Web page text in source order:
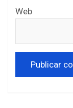
Web